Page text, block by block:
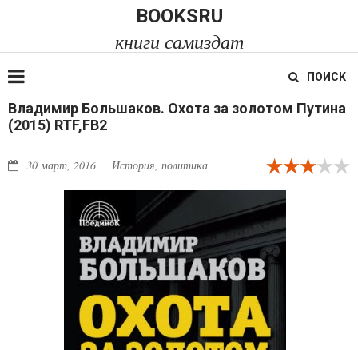
BOOKSRU
книги самиздат
ПОИСК
Владимир Большаков. Охота за золотом Путина
(2015) RTF,FB2
30 март, 2016 История, политика